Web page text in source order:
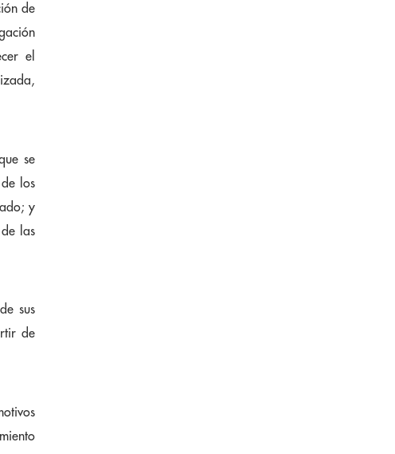
de
el
se
los
y
las
sus
de